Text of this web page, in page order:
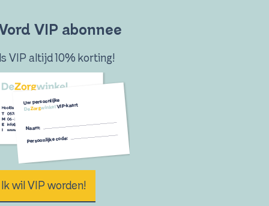
VIP abonnee
VIP altijd 10% korting!
Ik wil VIP worden!